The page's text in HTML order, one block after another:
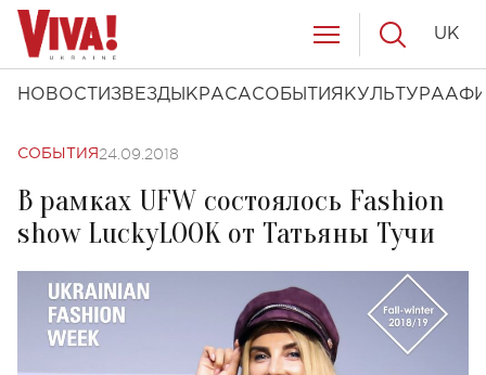
НОВОСТИ ЗВЕЗДЫ КРАСАСОБЫТИЯ КУЛЬТУРА
UK
СОБЫТИЯ 24.09.2018
В рамках UFW состоялось Fashion
show LuckyLOOK от Татьяны Тучи